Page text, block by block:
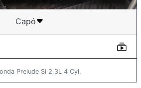
Capó
Prelude Si 2.3L 4 Cyl.